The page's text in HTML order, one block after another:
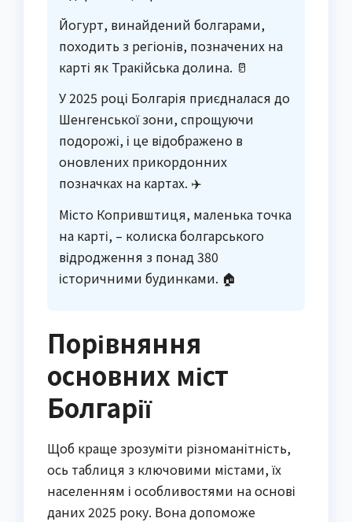
Йогурт, винайдений болгарами,
походить з регіонів, позначених на
карті як Тракійська долина. 🥛
У 2025 році Болгарія приєдналася до
Шенгенської зони, спрощуючи
подорожі, і це відображено в
оновлених прикордонних
позначках на картах. ✈️
Місто Копривштиця, маленька точка
на карті, – колиска болгарського
відродження з понад 380
історичними будинками. 🏠
Порівняння
основних міст
Болгарії
Щоб краще зрозуміти різноманітність,
ось таблиця з ключовими містами, їх
населенням і особливостями на основі
даних 2025 року. Вона допоможе